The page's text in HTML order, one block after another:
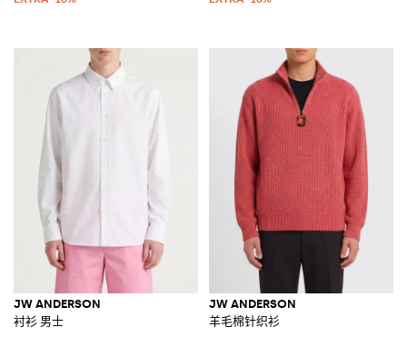
JW ANDERSON
衬衫 男士
JW ANDERSON
羊毛棉针织衫